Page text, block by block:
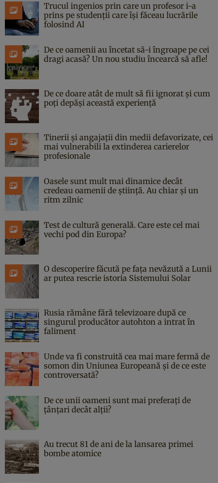
Trucul ingenios prin care un profesor i-a
prins pe studenții care își făceau lucrările
folosind AI
De ce oamenii au încetat să-i îngroape pe cei
dragi acasă? Un nou studiu încearcă să afle!
De ce doare atât de mult să fii ignorat și cum
poți depăși această experiență
Tinerii și angajații din medii defavorizate, cei
mai vulnerabili la extinderea carierelor
profesionale
Oasele sunt mult mai dinamice decât
credeau oamenii de știință. Au chiar și un
ritm zilnic
Test de cultură generală. Care este cel mai
vechi pod din Europa?
O descoperire făcută pe fața nevăzută a Lunii
ar putea rescrie istoria Sistemului Solar
Rusia rămâne fără televizoare după ce
singurul producător autohton a intrat în
faliment
Unde va fi construită cea mai mare fermă de
somon din Uniunea Europeană și de ce este
controversată?
De ce unii oameni sunt mai preferați de
țânțari decât alții?
Au trecut 81 de ani de la lansarea primei
bombe atomice